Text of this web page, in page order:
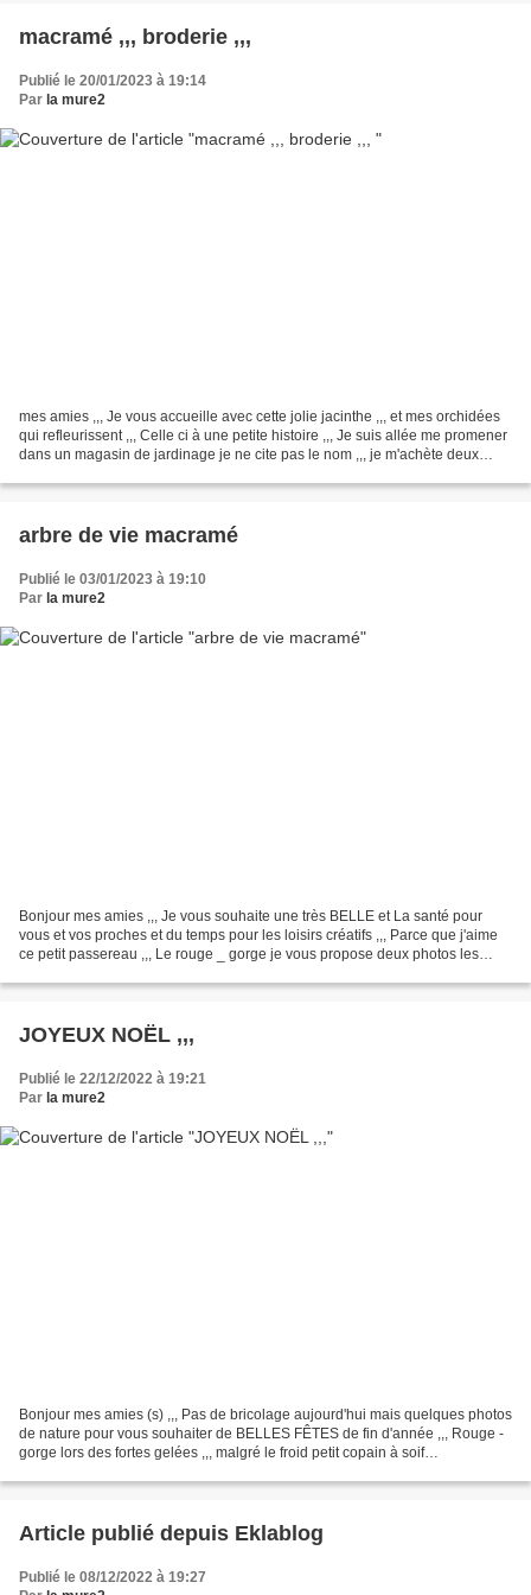
macramé ,,, broderie ,,,
Publié le 20/01/2023 à 19:14
Par la mure2
mes amies ,,, Je vous accueille avec cette jolie jacinthe ,,, et mes orchidées
qui refleurissent ,,, Celle ci à une petite histoire ,,, Je suis allée me promener
dans un magasin de jardinage je ne cite pas le nom ,,, je m'achète deux
arbre de vie macramé
Publié le 03/01/2023 à 19:10
Par la mure2
Bonjour mes amies ,,, Je vous souhaite une très BELLE et La santé pour
vous et vos proches et du temps pour les loisirs créatifs ,,, Parce que j'aime
ce petit passereau ,,, Le rouge _ gorge je vous propose deux photos les
JOYEUX NOËL ,,,
Publié le 22/12/2022 à 19:21
Par la mure2
Bonjour mes amies (s) ,,, Pas de bricolage aujourd'hui mais quelques photos
de nature pour vous souhaiter de BELLES FÊTES de fin d'année ,,, Rouge -
gorge lors des fortes gelées ,,, malgré le froid petit copain à soif
Article publié depuis Eklablog
Publié le 08/12/2022 à 19:27